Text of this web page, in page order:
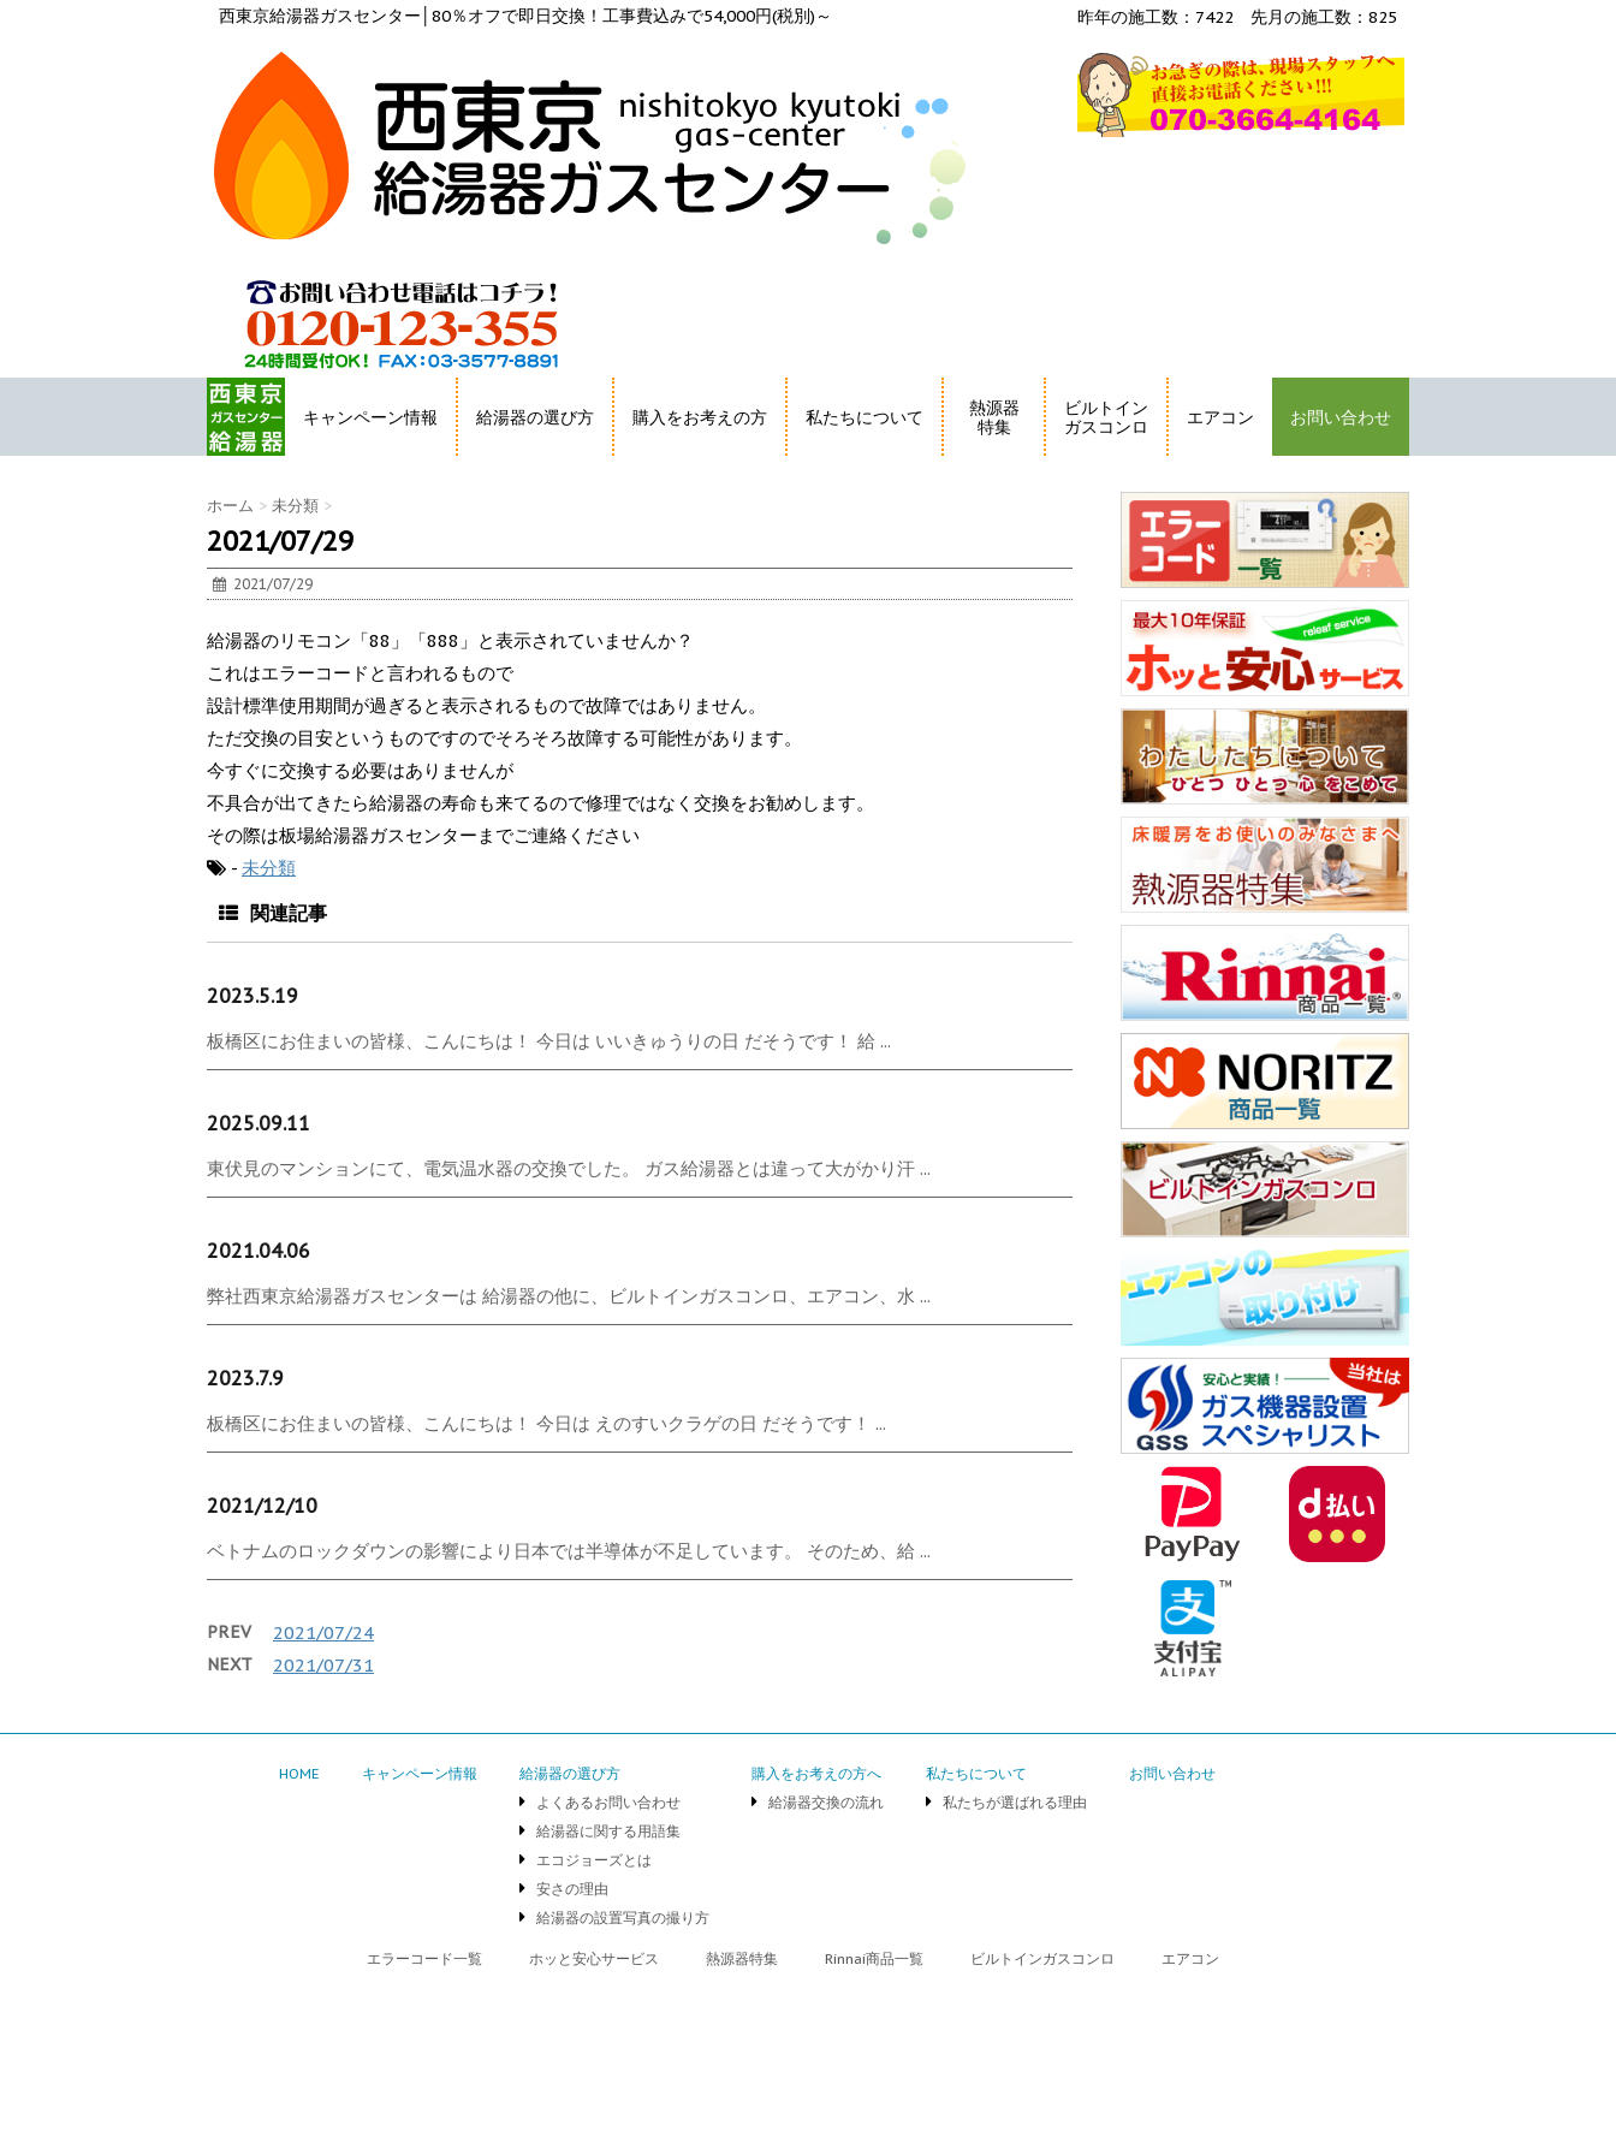
西東京給湯器ガスセンター│80％オフで即日交換！工事費込みで54,000円(税別)～ 昨年の施工数：7422 先月の施工数：825
キャンペーン情報 給湯器の選び方 購入をお考えの方 私たちについて
熱源器
特集
ビルトイン
ガスコンロ
エアコン お問い合わせ
ホーム > 未分類 >
2021/07/29
2021/07/29
給湯器のリモコン「88」「888」と表示されていませんか？
これはエラーコードと言われるもので
設計標準使用期間が過ぎると表示されるもので故障ではありません。
ただ交換の目安というものですのでそろそろ故障する可能性があります。
今すぐに交換する必要はありませんが
不具合が出てきたら給湯器の寿命も来てるので修理ではなく交換をお勧めします。
その際は板場給湯器ガスセンターまでご連絡ください
- 未分類
関連記事
2023.5.19
板橋区にお住まいの皆様、こんにちは！ 今日は いいきゅうりの日 だそうです！ 給 ...
2025.09.11
東伏見のマンションにて、電気温水器の交換でした。 ガス給湯器とは違って大がかり汗 ...
2021.04.06
弊社西東京給湯器ガスセンターは 給湯器の他に、ビルトインガスコンロ、エアコン、水 ...
2023.7.9
板橋区にお住まいの皆様、こんにちは！ 今日は えのすいクラゲの日 だそうです！ ...
2021/12/10
ベトナムのロックダウンの影響により日本では半導体が不足しています。 そのため、給 ...
PREV 2021/07/24
NEXT 2021/07/31
HOME キャンペーン情報
給湯器の選び方
よくあるお問い合わせ
給湯器に関する用語集
エコジョーズとは
安さの理由
給湯器の設置写真の撮り方
購入をお考えの方へ
給湯器交換の流れ
私たちについて
私たちが選ばれる理由
お問い合わせ
エラーコード一覧 ホッと安心サービス 熱源器特集 Rinnai商品一覧 ビルトインガスコンロ エアコン